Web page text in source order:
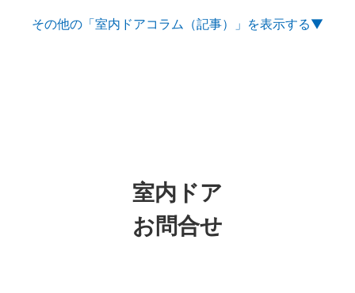
その他の「室内ドアコラム（記事）」を
室内ドア
お問合せ